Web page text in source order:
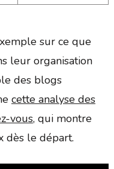
sur ce que
leur organisation
des blogs
cette analyse des
vous, qui montre
dès le départ.